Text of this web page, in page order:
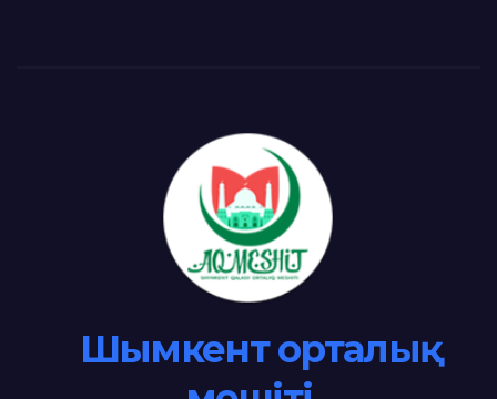
Шымкент орталық